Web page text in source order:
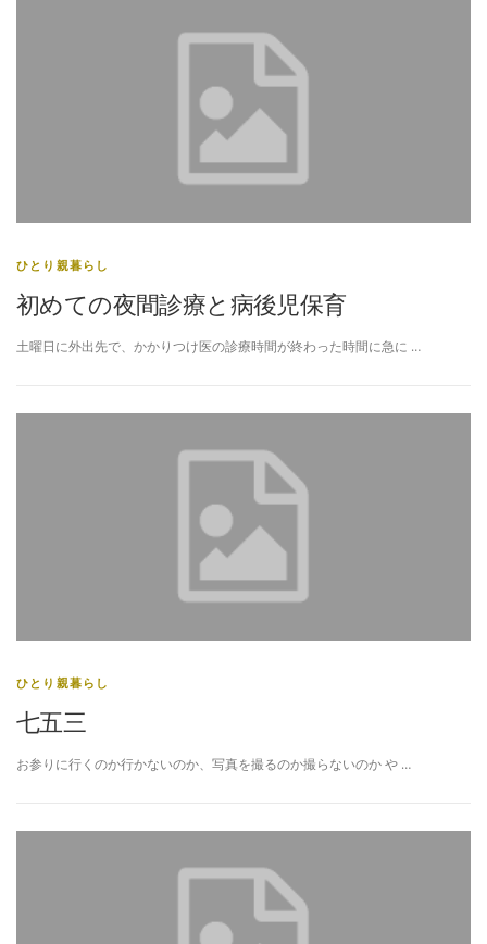
ひとり親暮らし
初めての夜間診療と病後児保育
土曜日に外出先で、かかりつけ医の診療時間が終わった時間に急に …
ひとり親暮らし
七五三
お参りに行くのか行かないのか、写真を撮るのか撮らないのか や …